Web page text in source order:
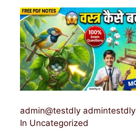
admin@testdly admintestdly
In Uncategorized